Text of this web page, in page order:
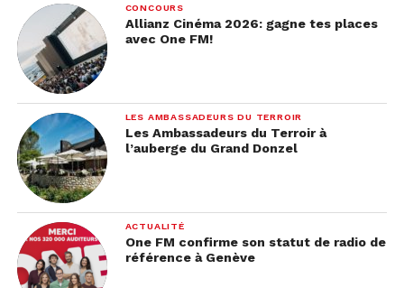
CONCOURS
Allianz Cinéma 2026: gagne tes places
avec One FM!
LES AMBASSADEURS DU TERROIR
Les Ambassadeurs du Terroir à
l’auberge du Grand Donzel
ACTUALITÉ
One FM confirme son statut de radio de
référence à Genève